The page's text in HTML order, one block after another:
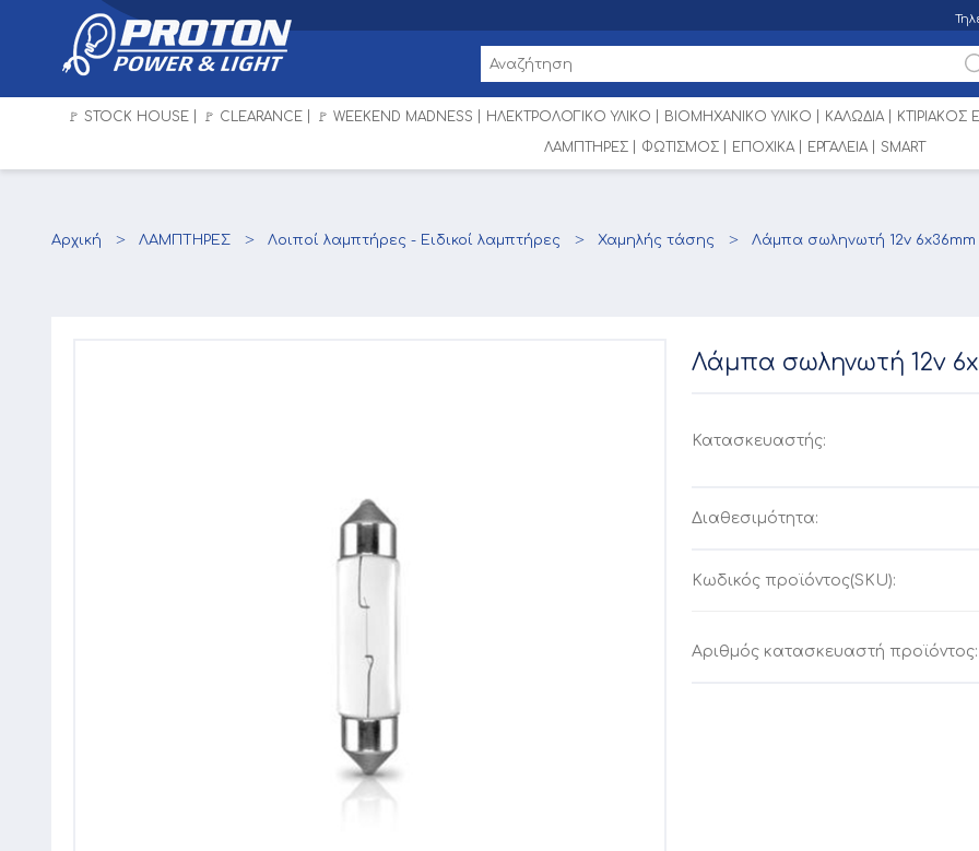
🚩 STOCK HOUSE 🚩 CLEARANCE 🚩 WEEKEND MADNESS ΗΛΕΚΤΡΟΛΟΓΙΚΟ ΥΛΙΚΟ ΒΙΟΜΗΧΑΝΙΚΟ ΥΛΙΚΟ ΚΑΛΩΔΙΑ
ΛΑΜΠΤΗΡΕΣ
ΦΩΤΙΣΜΟΣ ΕΠΟΧΙΚΑ ΕΡΓΑΛΕΙΑ SMART
Αρχική ΛΑΜΠΤΗΡΕΣ Λοιποί λαμπτήρες - Ειδικοί λαμπτήρες Χαμηλής τάσης Λάμπα σωληνωτή 12v
Λάμπα σωληνωτή 12v
Κατασκευαστής:
Διαθεσιμότητα:
Κωδικός προϊόντος(SKU):
Αριθμός κατασκευαστή προϊόντος: